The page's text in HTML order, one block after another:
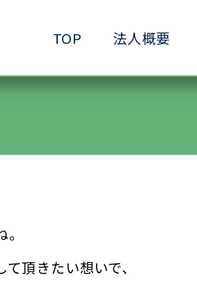
TOP 法人概要
規模ケアハウス ●共
ョートステイ清水ヶ丘 ●生活
頂きたい想いで、